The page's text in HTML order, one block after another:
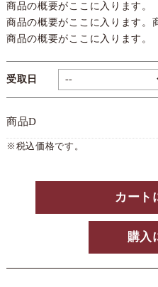
商品の概要がここに入ります。
商品の概要がここに入ります。
商品の概要がここに入ります。
受取日
商品D
※税込価格です。
カート
購入